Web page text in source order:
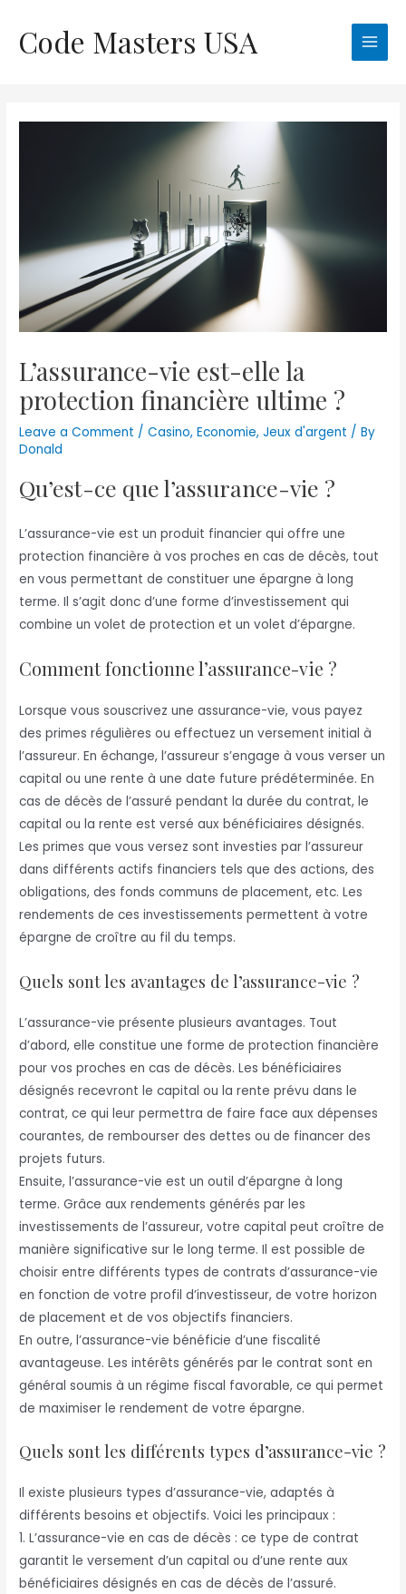
content
Code Masters USA
Main
L’assurance-vie est-elle la
protection financière ultime ?
Leave a Comment /Casino,Economie,Jeux d'argent / By
Donald
Qu’est-ce que l’assurance-vie ?
L’assurance-vie est un produit financier qui offre une
protection financière à vos proches en cas de décès, tout
en vous permettant de constituer une épargne à long
terme. Il s’agit donc d’une forme d’investissement qui
combine un volet de protection et un volet d’épargne.
Comment fonctionne l’assurance-vie ?
Lorsque vous souscrivez une assurance-vie, vous payez
des primes régulières ou effectuez un versement initial à
l’assureur. En échange, l’assureur s’engage à vous verser un
capital ou une rente à une date future prédéterminée. En
cas de décès de l’assuré pendant la durée du contrat, le
capital ou la rente est versé aux bénéficiaires désignés.
Les primes que vous versez sont investies par l’assureur
dans différents actifs financiers tels que des actions, des
obligations, des fonds communs de placement, etc. Les
rendements de ces investissements permettent à votre
épargne de croître au fil du temps.
Quels sont les avantages de l’assurance-vie ?
L’assurance-vie présente plusieurs avantages. Tout
d’abord, elle constitue une forme de protection financière
pour vos proches en cas de décès. Les bénéficiaires
désignés recevront le capital ou la rente prévu dans le
contrat, ce qui leur permettra de faire face aux dépenses
courantes, de rembourser des dettes ou de financer des
projets futurs.
Ensuite, l’assurance-vie est un outil d’épargne à long
terme. Grâce aux rendements générés par les
investissements de l’assureur, votre capital peut croître de
manière significative sur le long terme. Il est possible de
choisir entre différents types de contrats d’assurance-vie
en fonction de votre profil d’investisseur, de votre horizon
de placement et de vos objectifs financiers.
En outre, l’assurance-vie bénéficie d’une fiscalité
avantageuse. Les intérêts générés par le contrat sont en
général soumis à un régime fiscal favorable, ce qui permet
de maximiser le rendement de votre épargne.
Quels sont les différents types d’assurance-vie ?
Il existe plusieurs types d’assurance-vie, adaptés à
différents besoins et objectifs. Voici les principaux :
1. L’assurance-vie en cas de décès : ce type de contrat
garantit le versement d’un capital ou d’une rente aux
bénéficiaires désignés en cas de décès de l’assuré.